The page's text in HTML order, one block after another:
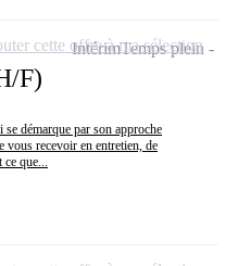
F)
démarque par son approche
vous recevoir en entretien, de
que...
IntérimTemps plein
cette offre à ma sélection